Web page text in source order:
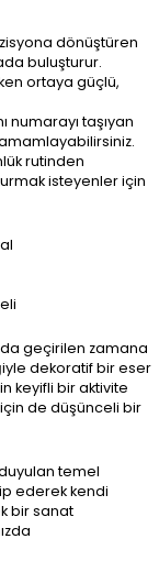
dönüştüren
buluşturur.
ortaya güçlü,
numarayı taşıyan
rutinden
isteyenler için
geçirilen zamana
dekoratif bir eser
keyifli bir aktivite
de düşünceli bir
temel
ederek kendi
bir sanat